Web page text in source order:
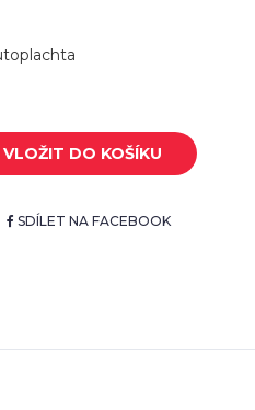
VLOŽIT DO KOŠÍKU
SDÍLET NA FACEBOOK